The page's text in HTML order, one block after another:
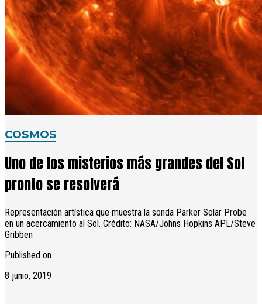
COSMOS
Uno de los misterios más grandes del Sol
pronto se resolverá
Representación artística que muestra la sonda Parker Solar Probe
en un acercamiento al Sol. Crédito: NASA/Johns Hopkins APL/Steve
Gribben
Published on
8 junio, 2019